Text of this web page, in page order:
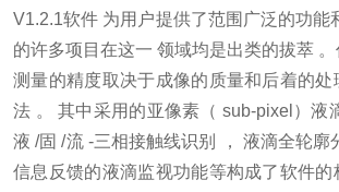
V1.2.1软件 为用户提供了范围广泛的功能
的许多项目在这一 领域均是出类的拔萃 。
测量的精度取决于成像的质量和后着的
法 。 其中采用的亚像素（ sub-pixel）液
液 /固 /流 -三相接触线识别 ， 液滴全轮廓
信息反馈的液滴监视功能等构成了软件